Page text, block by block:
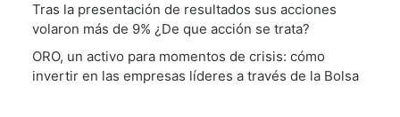
Tras la presentación de resultados sus acciones
volaron más de 9% ¿De que acción se trata?
ORO, un activo para momentos de crisis: cómo
invertir en las empresas líderes a través de la Bolsa